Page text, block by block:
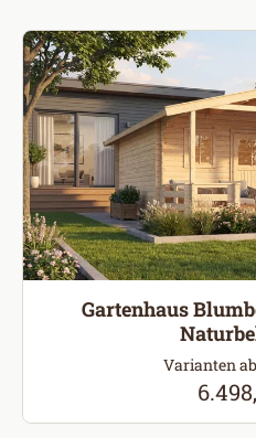
Gartenhaus
Varianten ab